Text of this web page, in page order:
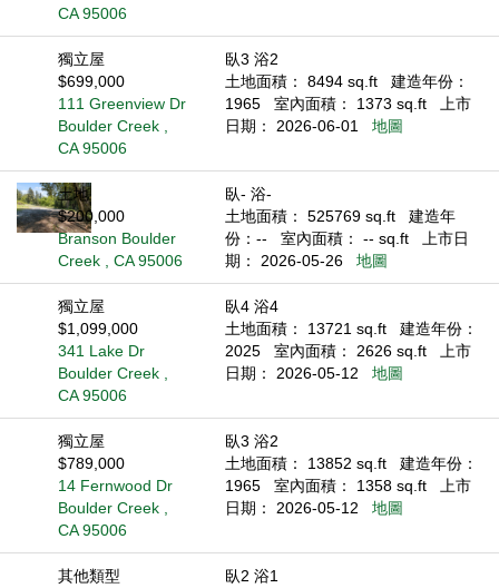
CA 95006
獨立屋
$699,000
111 Greenview Dr
Boulder Creek ,
CA 95006
臥3 浴2
土地面積： 8494 sq.ft
建造年份：
1965
室內面積： 1373 sq.ft
上市
日期： 2026-06-01
地圖
土地
$200,000
Branson Boulder
Creek , CA 95006
臥- 浴-
土地面積： 525769 sq.ft
建造年
份：--
室內面積： -- sq.ft
上市日
期： 2026-05-26
地圖
獨立屋
$1,099,000
341 Lake Dr
Boulder Creek ,
CA 95006
臥4 浴4
土地面積： 13721 sq.ft
建造年份：
2025
室內面積： 2626 sq.ft
上市
日期： 2026-05-12
地圖
獨立屋
$789,000
14 Fernwood Dr
Boulder Creek ,
CA 95006
臥3 浴2
土地面積： 13852 sq.ft
建造年份：
1965
室內面積： 1358 sq.ft
上市
日期： 2026-05-12
地圖
其他類型
臥2 浴1